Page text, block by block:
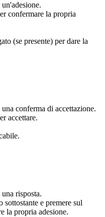
confermare la propria
(se presente) per dare la
conferma di accettazione.
accettare.
risposta.
sottostante e premere sul
la propria adesione.